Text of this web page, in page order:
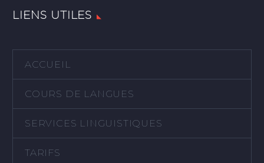
LIENS UTILES
ACCUEIL
COURS DE LANGUES
SERVICES LINGUISTIQUES
TARIFS